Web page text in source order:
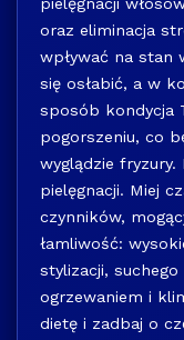
oraz eliminacja
wpływać na stan
się osłabić, a w
sposób kondycja
pogorszeniu, co
wyglądzie fryzury.
pielęgnacji. Miej
czynników,
łamliwość:
stylizacji,
ogrzewaniem i
dietę i zadbaj o